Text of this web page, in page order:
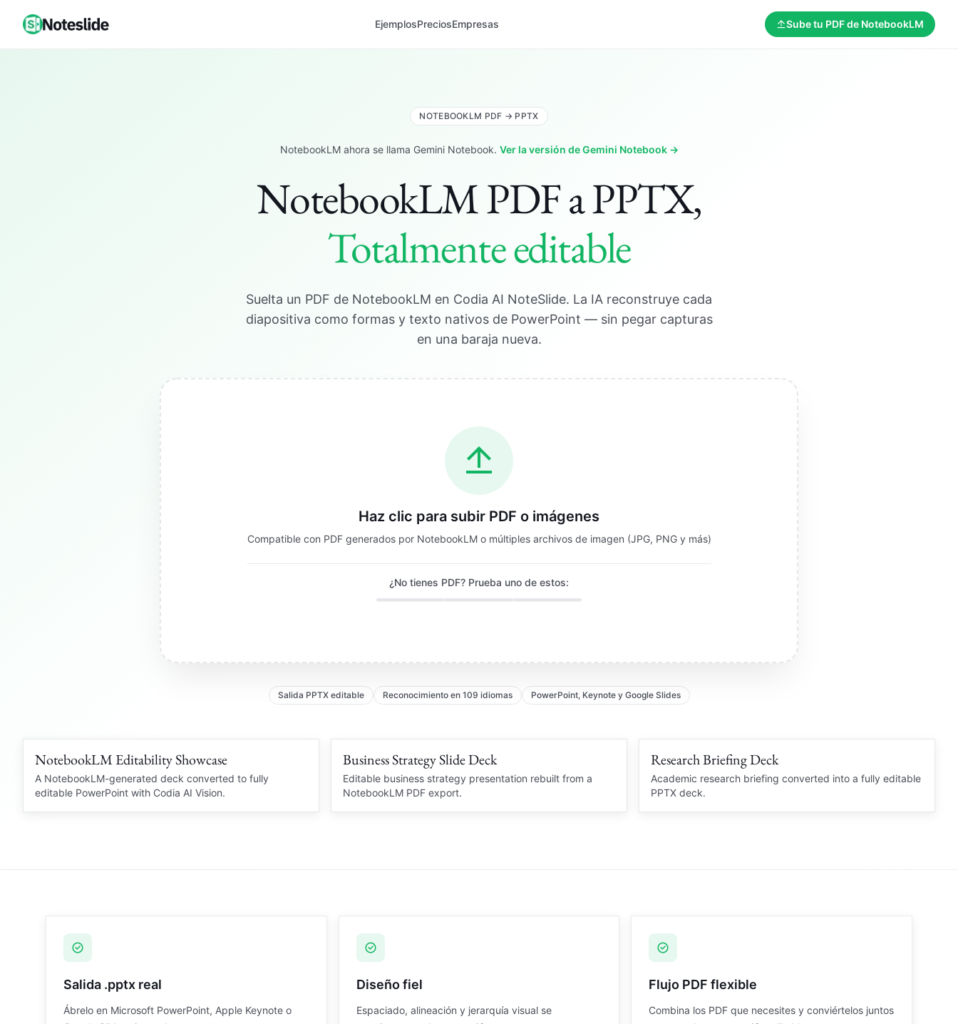
EjemplosPreciosEmpresas Sube tu PDF de NotebookLM
NOTEBOOKLM PDF → PPTX
NotebookLM ahora se llama Gemini Notebook. Ver la versión de Gemini Notebook →
NotebookLM PDF a PPTX,
Totalmente editable
Suelta un PDF de NotebookLM en Codia AI NoteSlide. La IA reconstruye cada
diapositiva como formas y texto nativos de PowerPoint — sin pegar capturas
en una baraja nueva.
Haz clic para subir PDF o imágenes
Compatible con PDF generados por NotebookLM o múltiples archivos de imagen (JPG, PNG y más)
¿No tienes PDF? Prueba uno de estos:
Salida PPTX editable Reconocimiento en 109 idiomas PowerPoint, Keynote y Google Slides
NOTEBOOKLM PDF
NotebookLM Editability Showcase
A NotebookLM-generated deck converted to fully
editable PowerPoint with Codia AI Vision.
STRATEGY DECK
Market insight
Business Strategy Slide Deck
Editable business strategy presentation rebuilt from a
NotebookLM PDF export.
RESEARCH BRIEF
Citation notes and diagrams rebuilt
Research Briefing Deck
Academic research briefing converted into a fully editable
PPTX deck.
Salida .pptx real
Ábrelo en Microsoft PowerPoint, Apple Keynote o
Diseño fiel
Espaciado, alineación y jerarquía visual se
Flujo PDF flexible
Combina los PDF que necesites y conviértelos juntos